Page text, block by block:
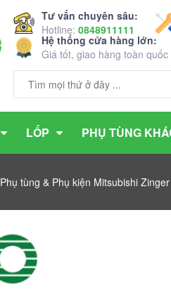
Tư vấn chuyên sâu:
Hotline: 0848911111
Hệ thống cửa hàng lớn:
Giá tốt, giao hàng toàn quốc
LỐP PHỤ TÙNG
Phụ tùng & Phụ kiện Mitsubishi Zinger